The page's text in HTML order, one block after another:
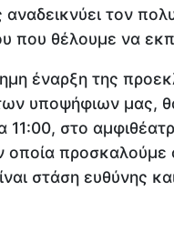
τον
που θέλουμε να
έναρξη της
υποψήφιων μας,
στο
οποία
στάση ευθύνης